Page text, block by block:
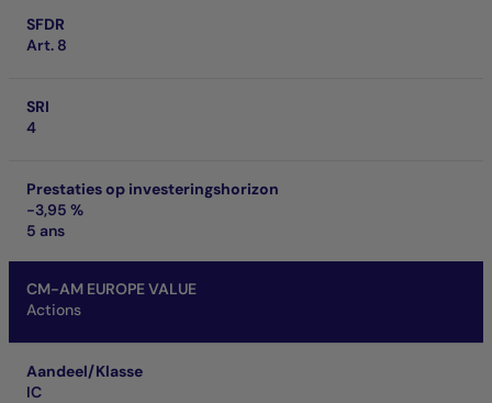
SFDR
Art. 8
SRI
4
Prestaties op investeringshorizon
-3,95 %
5 ans
CM-AM EUROPE VALUE
Actions
Aandeel/Klasse
IC